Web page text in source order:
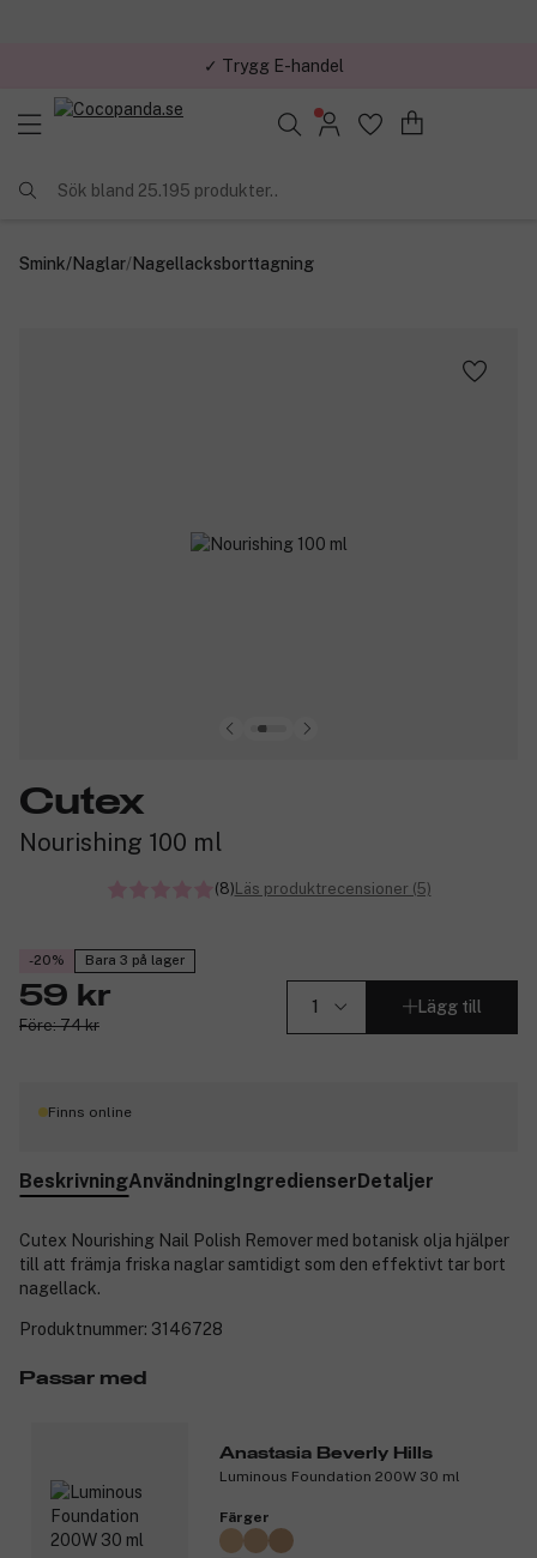
✓ Trygg E-handel
Sök bland 25.195 produkter..
Smink/Naglar/Nagellacksborttagning
Cutex
Nourishing 100 ml
(8) Läs produktrecensioner (5)
-20% Bara 3 på lager
59 kr
Före: 74 kr
Lägg till
Finns online
BeskrivningAnvändningIngredienserDetaljer
Cutex Nourishing Nail Polish Remover med botanisk olja hjälper
till att främja friska naglar samtidigt som den effektivt tar bort
nagellack.
Produktnummer: 3146728
Passar med
Anastasia Beverly Hills
Luminous Foundation 200W 30 ml
Färger